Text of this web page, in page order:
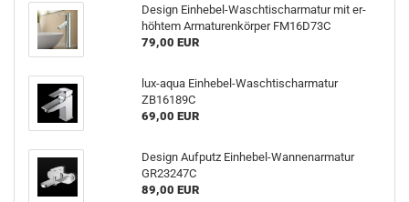
De­sign Einhebel-​Waschtischarmatur mit er­
höh­tem Ar­ma­tu­ren­kör­per FM16D73C
79,00 EUR
lux-​aqua Einhebel-​Waschtischarmatur
ZB16189C
69,00 EUR
De­sign Auf­putz Einhebel-​Wannenarmatur
GR23247C
89,00 EUR